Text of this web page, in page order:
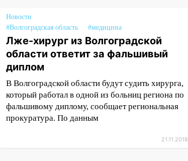
Новости
#Волгоградская область
#медицина
Лже-хирург из Волгоградской
области ответит за фальшивый
диплом
В Волгоградской области будут судить хирурга,
который работал в одной из больниц региона по
фальшивому диплому, сообщает региональная
прокуратура. По данным
21.11.2018